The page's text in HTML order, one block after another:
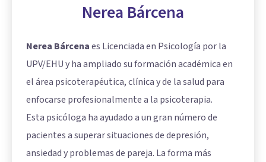
Nerea Bárcena
Nerea Bárcenaes Licenciada en Psicología por la
UPV/EHU y ha ampliado su formación académica en
el área psicoterapéutica, clínica y de la salud para
enfocarse profesionalmente a la psicoterapia.
Esta psicóloga ha ayudado a un gran número de
pacientes a superar situaciones de depresión,
ansiedad y problemas de pareja. La forma más